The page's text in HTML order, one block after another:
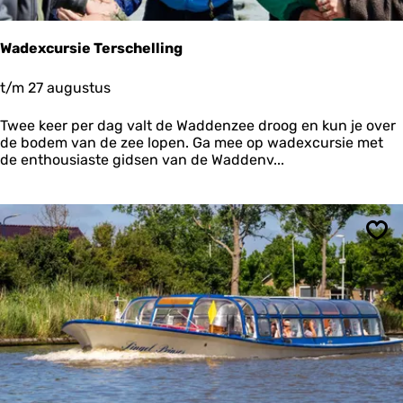
h
t
i
n
e
g
a
w
e
r
s
e
r
Wadexcursie Terschelling
W
d
e
x
r
s
i
e
T
e
r
s
c
h
e
l
t/m 27 augustus
Twee keer per dag valt de Waddenzee droog en kun je over
de bodem van de zee lopen. Ga mee op wadexcursie met
de enthousiaste gidsen van de Waddenv...